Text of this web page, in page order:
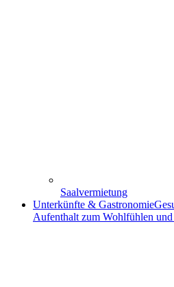
Saalvermietung
Unterkünfte & Gastronomie
Aufenthalt zum Wohlfühlen und